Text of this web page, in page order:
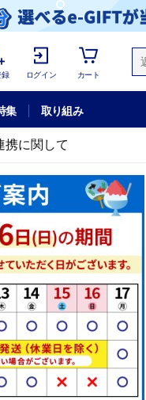
録 ログイン カート
集 取り組み
携に関して